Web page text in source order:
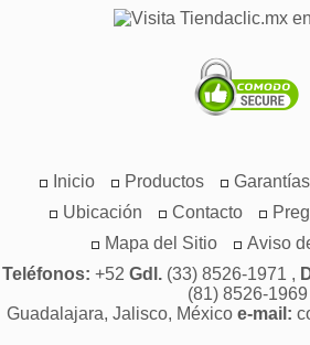
Inicio Productos Garantías
Ubicación
Contacto
Mapa del Sitio
Aviso
Teléfonos: +52 Gdl. (33) 8526-1971 ,
(81) 8526-1969
Guadalajara, Jalisco, México e-mail: